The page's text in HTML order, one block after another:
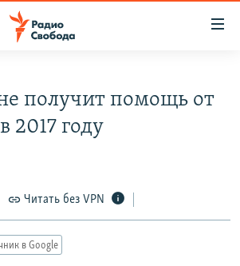
получит помощь от
2017 году
Читать без VPN
в Google